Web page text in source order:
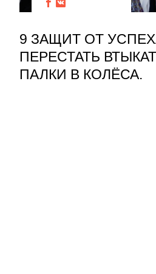
9 ЗАЩИТ ОТ
ПЕРЕСТАТЬ
ПАЛКИ В КОЛЁСА.